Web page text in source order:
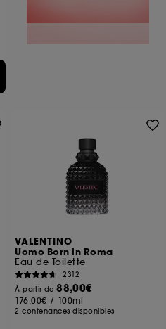
VALENTINO
Uomo Born in Roma
Eau de Toilette
2312
À partir de88,00€
176,00€ / 100ml
2 contenances disponibles